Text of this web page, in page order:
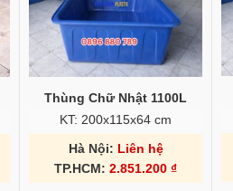
Thùng Chữ Nhật 1100L
KT: 200x115x64 cm
Hà Nội: Liên hệ
TP.HCM:2.851.200₫